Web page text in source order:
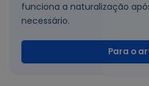
funciona a naturalização
necessário.
Para o